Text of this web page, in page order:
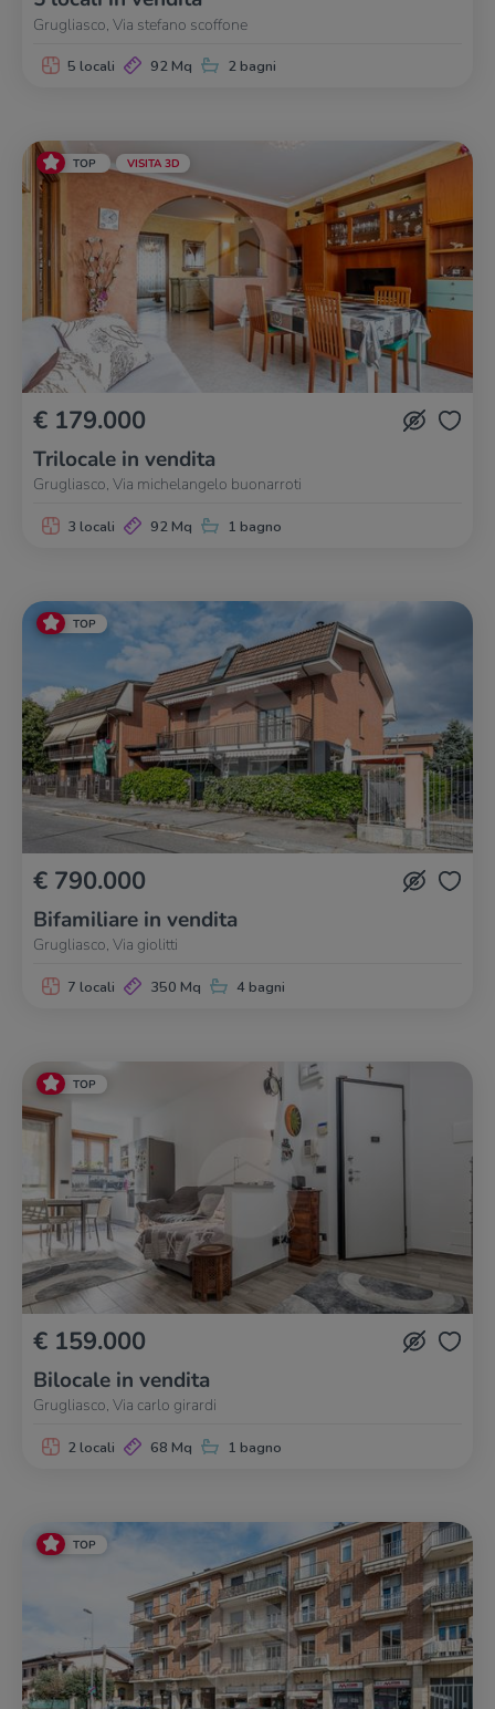
Grugliasco, Via stefano scoffone
5 locali 92 Mq 2 bagni
TOP VISITA 3D
€ 179.000
Trilocale in vendita
Grugliasco, Via michelangelo buonarroti
3 locali 92 Mq 1 bagno
TOP
€ 790.000
Bifamiliare in vendita
Grugliasco, Via giolitti
7 locali 350 Mq 4 bagni
TOP
€ 159.000
Bilocale in vendita
Grugliasco, Via carlo girardi
2 locali 68 Mq 1 bagno
TOP